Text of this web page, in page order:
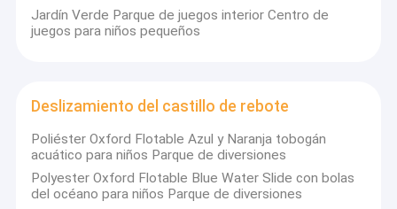
Jardín Verde Parque de juegos interior Centro de
juegos para niños pequeños
Deslizamiento del castillo de rebote
Poliéster Oxford Flotable Azul y Naranja tobogán
acuático para niños Parque de diversiones
Polyester Oxford Flotable Blue Water Slide con bolas
del océano para niños Parque de diversiones